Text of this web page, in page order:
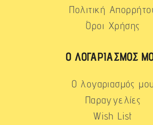
Πολιτική
Όροι Χρήσης
Ο ΛΟΓΑΡΙΑΣΜΌΣ
Ο λογαριασμός μου
Παραγγελίες
Wish List